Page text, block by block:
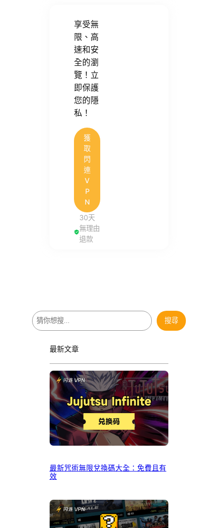
享受無
限、高
速和安
全的瀏
覽！立
即保護
您的隱
私！
獲
取
閃
連
V
P
N
30天
無理由
退款
搜
尋
搜尋
最新文章
最新咒術無限兌換碼大全：免費且有
效